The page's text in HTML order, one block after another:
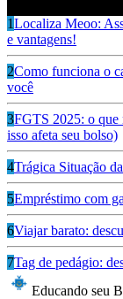
1Localiza Meoo:
e vantagens!
2Como funciona o
você
3FGTS 2025: o que
isso afeta seu bolso)
4Trágica Situação
5Empréstimo com
6Viajar barato:
7Tag de pedágio:
Educando seu